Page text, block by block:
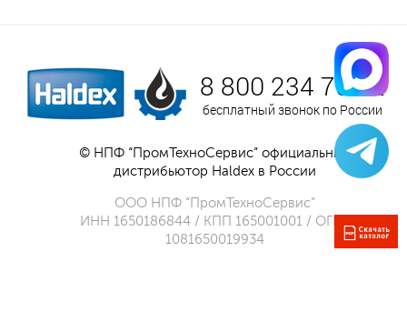
8 800 234 75 52
бесплатный звонок по России
© НПФ “ПромТехноСервис” официальный
дистрибьютор Haldex в России
ООО НПФ “ПромТехноСервис”
ИНН 1650186844 / КПП 165001001 / ОГРН
1081650019934